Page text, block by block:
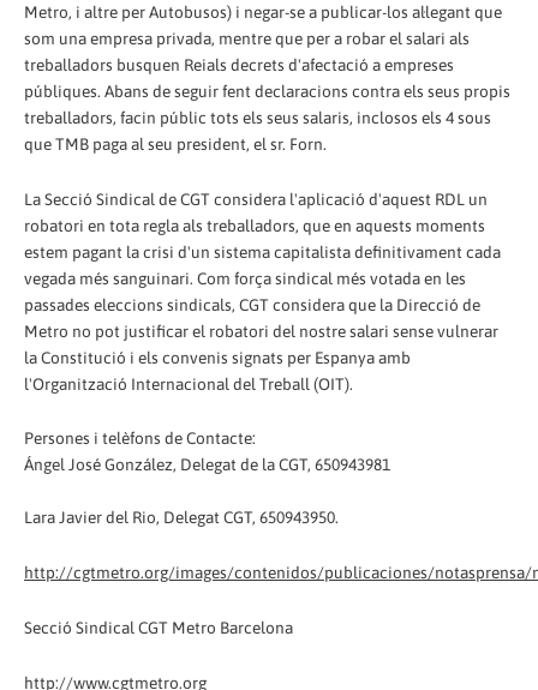
Metro, i altre per Autobusos) i negar-se a publicar-los al·legant que
som una empresa privada, mentre que per a robar el salari als
treballadors busquen Reials decrets d'afectació a empreses
públiques. Abans de seguir fent declaracions contra els seus propis
treballadors, facin públic tots els seus salaris, inclosos els 4 sous
que TMB paga al seu president, el sr. Forn.
La Secció Sindical de CGT considera l'aplicació d'aquest RDL un
robatori en tota regla als treballadors, que en aquests moments
estem pagant la crisi d'un sistema capitalista definitivament cada
vegada més sanguinari. Com força sindical més votada en les
passades eleccions sindicals, CGT considera que la Direcció de
Metro no pot justificar el robatori del nostre salari sense vulnerar
la Constitució i els convenis signats per Espanya amb
l'Organització Internacional del Treball (OIT).
Persones i telèfons de Contacte:
Ángel José González, Delegat de la CGT, 650943981
Lara Javier del Rio, Delegat CGT, 650943950.
http://cgtmetro.org/images/contenidos/publicaciones/notasprensa/
Secció Sindical CGT Metro Barcelona
http://www.cgtmetro.org